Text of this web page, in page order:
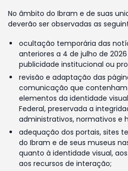
No âmbito do Ibram e de suas
deverão ser observadas as
ocultação temporária das
anteriores a 4 de julho de
publicidade institucional ou
revisão e adaptação das
comunicação que contenham
elementos da identidade
Federal, preservada a
administrativos, normativos e
adequação dos portais, sites
do Ibram e de seus museus
quanto à identidade visual,
aos recursos de interação;